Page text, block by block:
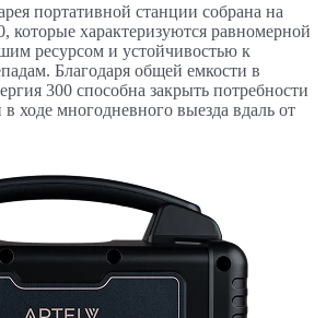
портативной станции собрана на
которые характеризуются равномерной
ресурсом и устойчивостью к
Благодаря общей емкости в
300 способна закрыть потребности
ходе многодневного выезда вдаль от